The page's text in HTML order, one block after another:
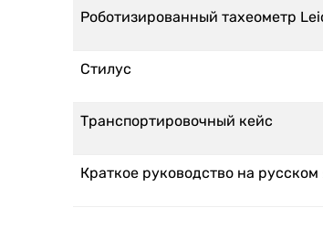
Роботизированный тахеометр
Стилус
Транспортировочный кейс
Краткое руководство на